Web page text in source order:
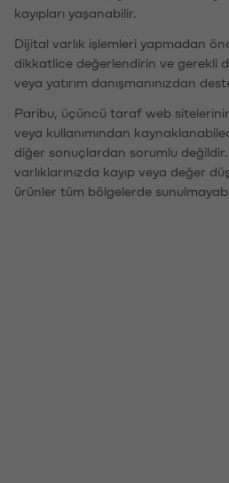
kayıpları yaşanabilir.
Dijital varlık işlemleri yapmadan
dikkatlice değerlendirin ve gerekli
veya yatırım danışmanınızdan
Paribu, üçüncü taraf web
veya kullanımından
diğer sonuçlardan sorumlu değildir.
varlıklarınızda kayıp veya değer
ürünler tüm bölgelerde